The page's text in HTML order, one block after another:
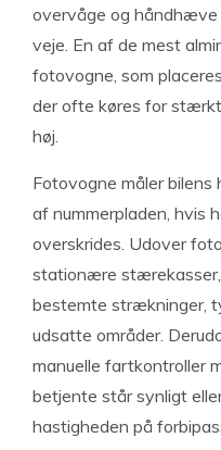
overvåge og
veje. En af de mest
fotovogne, som
der ofte køres for
høj.
Fotovogne måler
af nummerpladen, hvis
overskrides. Udover
stationære
bestemte strækninger,
udsatte områder.
manuelle fartkontroller
betjente står synligt
hastigheden på